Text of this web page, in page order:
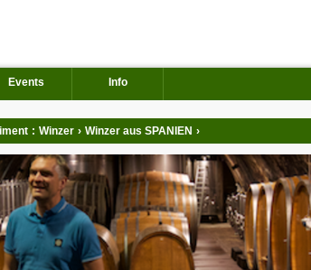
Events Info
: Winzer › Winzer aus SPANIEN ›